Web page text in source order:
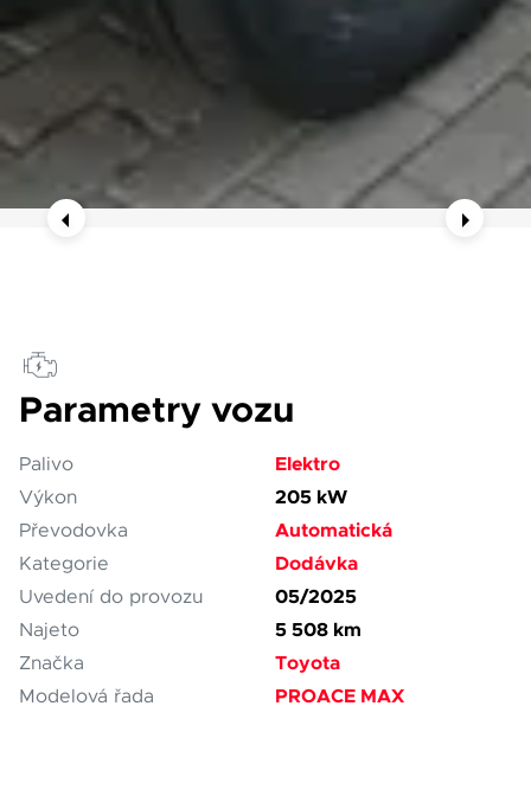
Parametry vozu
Palivo Elektro
Výkon 205 kW
Převodovka Automatická
Kategorie Dodávka
Uvedení do provozu 05/2025
Najeto 5 508 km
Značka Toyota
Modelová řada PROACE MAX